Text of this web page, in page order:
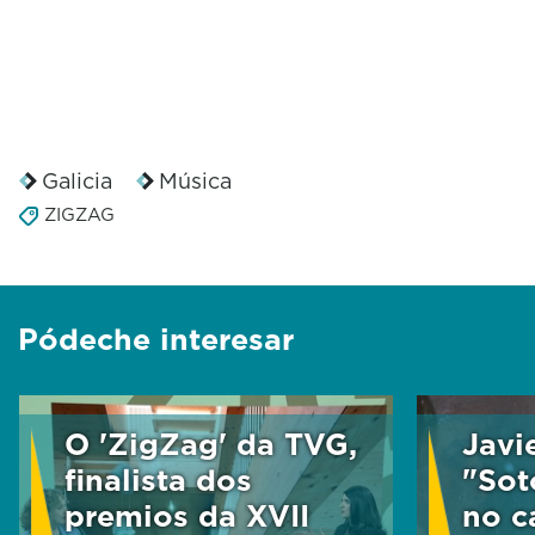
Galicia Música
ZIGZAG
Pódeche interesar
O 'ZigZag' da TVG,
finalista dos
premios da XVII
no